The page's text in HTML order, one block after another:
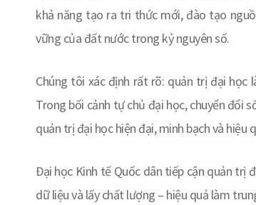
khả năng tạo ra tri thức mới, đào tạo
vững của đất nước trong kỷ nguyên số.
Chúng tôi xác định rất rõ: quản trị đại học
Trong bối cảnh tự chủ đại học, chuyển đổi
quản trị đại học hiện đại, minh bạch và
Đại học Kinh tế Quốc dân tiếp cận quản trị
dữ liệu và lấy chất lượng – hiệu quả làm